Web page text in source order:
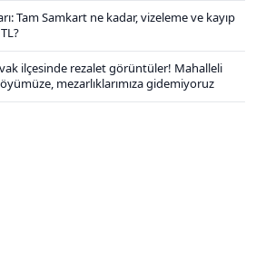
Tam Samkart ne kadar, vizeleme ve kayıp
ilçesinde rezalet görüntüler! Mahalleli
mezarlıklarımıza gidemiyoruz